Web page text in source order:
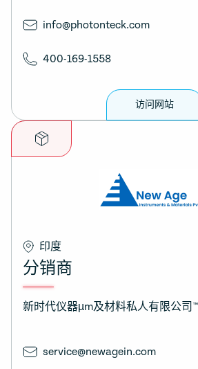
info@photonteck.com
400-169-1558
访问网站
印度
分销商
新时代仪器µm及材料私人有限公司™
service@newagein.com